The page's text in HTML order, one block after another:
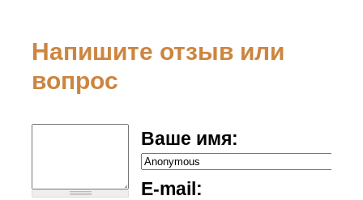
Напишите отзыв или
вопрос
Ваше имя:
E-mail: